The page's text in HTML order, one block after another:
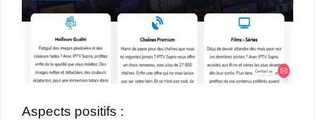
Aspects positifs :